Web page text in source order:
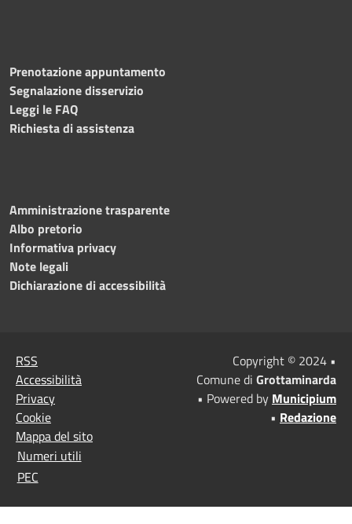
Prenotazione appuntamento
Segnalazione disservizio
Leggi le FAQ
Richiesta di assistenza
Amministrazione trasparente
Albo pretorio
Informativa privacy
Note legali
Dichiarazione di accessibilità
RSS
Accessibilità
Privacy
Cookie
Mappa del sito
Numeri utili
PEC
Copyright © 2024 •
Comune di Grottaminarda
• Powered by Municipium
• Redazione